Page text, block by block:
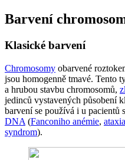
Barvení
Klasické barvení
Chromosomy obarvené
jsou homogenně tmavé. Tento
a hrubou stavbu chromosomů,
jedinců vystavených působení
barvení se používá i u pacientů
DNA (Fanconiho anémie,
syndrom).